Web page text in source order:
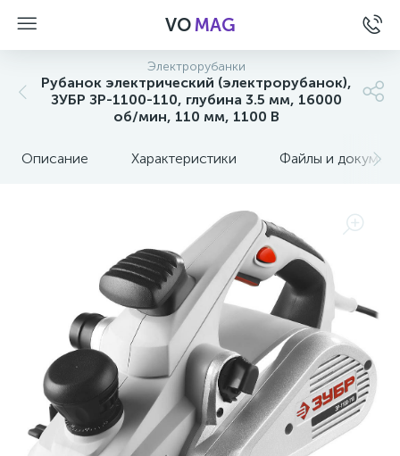
VOMAG
Электрорубанки
Рубанок электрический (электрорубанок),
ЗУБР ЗР-1100-110, глубина 3.5 мм, 16000
об/мин, 110 мм, 1100 В
Описание Характеристики Файлы и